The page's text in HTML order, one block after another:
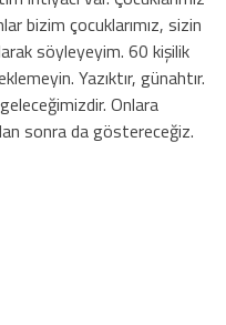
bizim çocuklarımız, sizin
söyleyeyim. 60 kişilik
Yazıktır, günahtır.
Onlara
sonra da göstereceğiz.